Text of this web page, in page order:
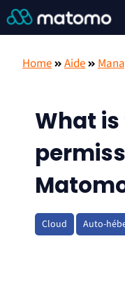
Home Aide
What is
Cloud Auto-